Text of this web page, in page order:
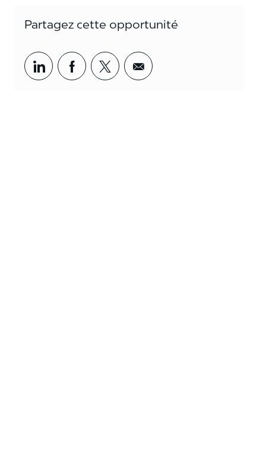
Partagez cette opportunité
Partager par LinkedIn
Partager par Facebook
<span<span